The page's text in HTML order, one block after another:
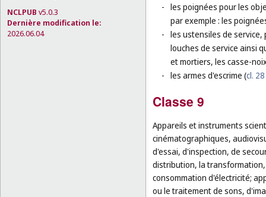
NCLPUB v5.0.3
Dernière modification le:
2026.06.04
- les poignées pour les
par exemple : les
- les ustensiles de service,
louches de service ainsi
et mortiers, les casse-
- les armes d'escrime (cl. 28
Classe 9
Appareils et instruments
cinématographiques,
d'essai, d'inspection, de
distribution, la
consommation d'électricité;
ou le traitement de sons,